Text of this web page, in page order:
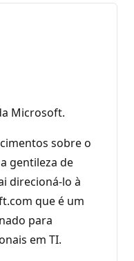
Microsoft.
sobre o
gentileza de
direcioná-lo à
que é um
para
em TI.